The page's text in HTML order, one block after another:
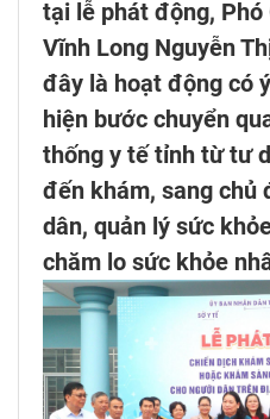
tại lễ phát động, Phó
Vĩnh Long Nguyễn
đây là hoạt động có
hiện bước chuyển
thống y tế tỉnh từ tư
đến khám, sang chủ
dân, quản lý sức
chăm lo sức khỏe